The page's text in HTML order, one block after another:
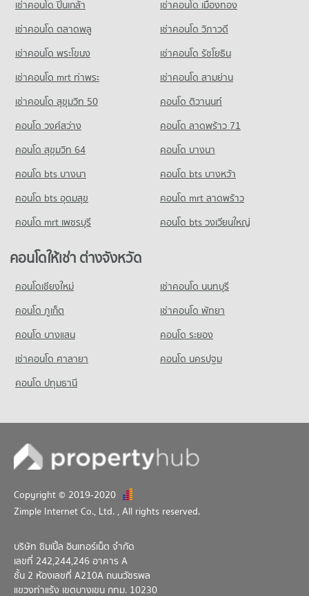
เช่าคอนโด ปิ่นเกล้า
เช่าคอนโด เมืองทอง
เช่าคอนโด ตลาดพลู
เช่าคอนโด วิภาวดี
เช่าคอนโด พระโขนง
เช่าคอนโด รัชโยธิน
เช่าคอนโด mrt ท่าพระ
เช่าคอนโด สามย่าน
เช่าคอนโด สุขุมวิท 50
คอนโด ติวานนท์
คอนโด วงศ์สว่าง
คอนโด ลาดพร้าว 71
คอนโด สุขุมวิท 64
คอนโด บางนา
คอนโด bts บางนา
คอนโด bts บางหว้า
คอนโด bts อุดมสุข
คอนโด mrt ลาดพร้าว
คอนโด mrt เพชรบุรี
คอนโด bts วงเวียนใหญ่
คอนโดให้เช่า ต่างจังหวัด
คอนโดเชียงใหม่
เช่าคอนโด นนทบุรี
คอนโด ภูเก็ต
เช่าคอนโด พัทยา
คอนโด บางแสน
คอนโด ระยอง
เช่าคอนโด ศาลายา
คอนโด นครปฐม
คอนโด ปทุมธานี
Copyright © 2019-2020
Zimple Internet Co., Ltd. , All rights reserved.
บริษัท ซิมเปิ้ล อินเทอร์เน็ต จำกัด
เลขที่ 242,244,246 อาคาร A
ชั้น 2 ห้องเลขที่ A210A ถนนวัชรพล
แขวงท่าแร้ง เขตบางเขน กทม. 10230